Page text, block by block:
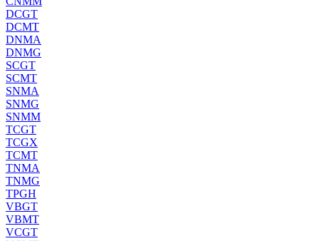
DCGT
DCMT
DNMA
DNMG
SCGT
SCMT
SNMA
SNMG
SNMM
TCGT
TCGX
TCMT
TNMA
TNMG
TPGH
VBGT
VBMT
VCGT